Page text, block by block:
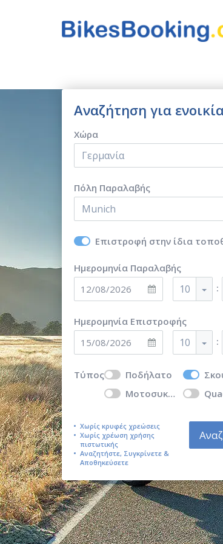
Αναζήτηση για
Χώρα
Γερμανία
Πόλη Παραλαβής
Munich
Επιστροφή στην ίδια
Ημερομηνία Παραλαβής
10 :
Ημερομηνία Επιστροφής
10 :
Τύπος Ποδήλατο
Μοτοσυκλέτα
Χωρίς κρυφές χρεώσεις
Χωρίς χρέωση χρήσης
πιστωτικής
Αναζητήστε, Συγκρίνετε &
Αποθηκεύσετε